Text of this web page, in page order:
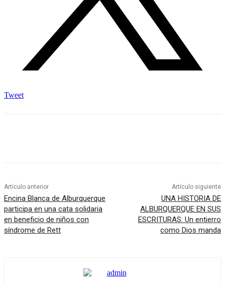
Tweet
Artículo anterior
Encina Blanca de Alburquerque
participa en una cata solidaria
en beneficio de niños con
síndrome de Rett
Artículo siguiente
UNA HISTORIA DE
ALBURQUERQUE EN SUS
ESCRITURAS: Un entierro
como Dios manda